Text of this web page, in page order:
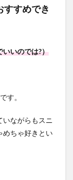
すすめでき
いのでは?）
す。
ながらもスニ
めちゃ好きとい